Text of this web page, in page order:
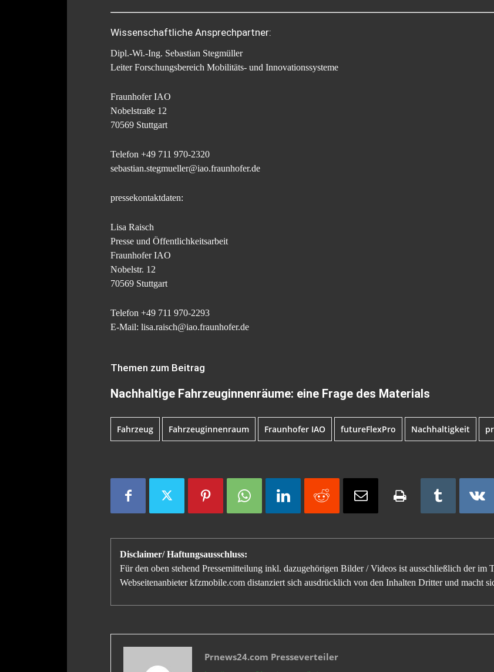
Wissenschaftliche Ansprechpartner:
Dipl.-Wi.-Ing. Sebastian Stegmüller
Leiter Forschungsbereich Mobilitäts- und Innovationssysteme
Fraunhofer IAO
Nobelstraße 12
70569 Stuttgart
Telefon +49 711 970-2320
sebastian.stegmueller@iao.fraunhofer.de
pressekontaktdaten:
Lisa Raisch
Presse und Öffentlichkeitsarbeit
Fraunhofer IAO
Nobelstr. 12
70569 Stuttgart
Telefon +49 711 970-2293
E-Mail: lisa.raisch@iao.fraunhofer.de
Themen zum Beitrag
Nachhaltige Fahrzeuginnenräume: eine Frage des Materials
Fahrzeug Fahrzeuginnenraum Fraunhofer IAO futureFlexPro Nachhaltigkeit
Disclaimer/ Haftungsausschluss:
Für den oben stehend Pressemitteilung inkl. dazugehörigen Bilder / Videos ist ausschließlich der
Webseitenanbieter kfzmobile.com distanziert sich ausdrücklich von den Inhalten Dritter und macht
Prnews24.com Presseverteiler